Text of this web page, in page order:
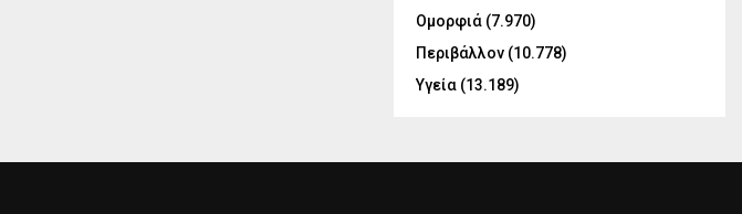
Ομορφιά (7.970)
Περιβάλλον (10.778)
Υγεία (13.189)